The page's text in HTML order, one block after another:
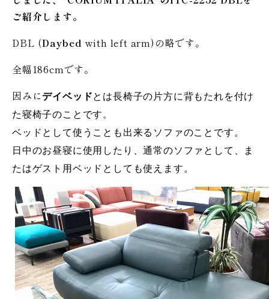
ご紹介します。
DBL (Daybedwith left arm)の略です。
全幅186cmです。
因みにデイベッドとは長椅子の片方に背もたれを付け
た寝椅子のことです。
ベッドとして使うことも出来るソファのことです。
日中のお昼寝に使用したり、通常のソファとして、ま
たはゲスト用ベッドとしても使えます。